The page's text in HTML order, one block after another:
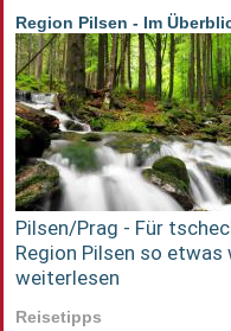
Region Pilsen - Im
Pilsen/Prag - Für
Region Pilsen so etwas
weiterlesen
Reisetipps